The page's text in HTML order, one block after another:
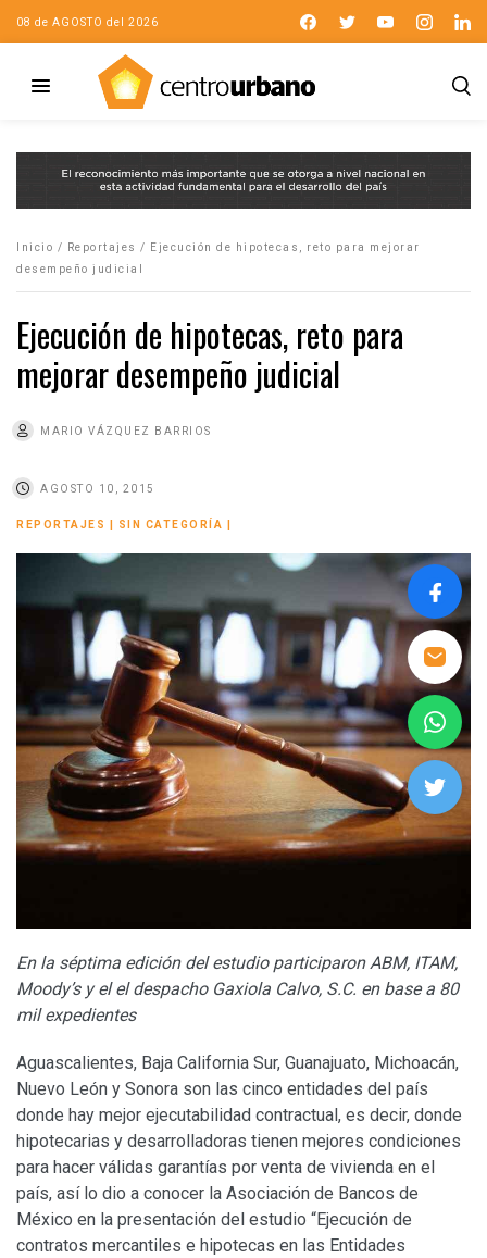
08 de AGOSTO del 2026
Inicio / Reportajes /
Ejecución de hipotecas, reto para mejorar
desempeño judicial
Ejecución de hipotecas, reto para
mejorar desempeño judicial
MARIO VÁZQUEZ BARRIOS
AGOSTO 10, 2015
REPORTAJES SIN CATEGORÍA
En la séptima edición del estudio participaron ABM, ITAM,
Moody’s y el el despacho Gaxiola Calvo, S.C. en base a 80
mil expedientes
Aguascalientes, Baja California Sur, Guanajuato, Michoacán,
Nuevo León y Sonora son las cinco entidades del país
donde hay mejor ejecutabilidad contractual, es decir, donde
hipotecarias y desarrolladoras tienen mejores condiciones
para hacer válidas garantías por venta de vivienda en el
país, así lo dio a conocer la Asociación de Bancos de
México en la presentación del estudio “Ejecución de
contratos mercantiles e hipotecas en las Entidades